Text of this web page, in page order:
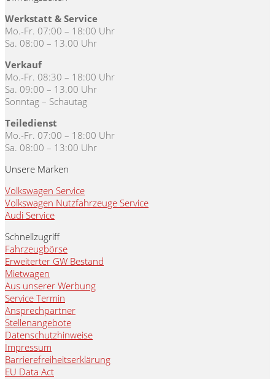
Werkstatt & Service
Mo.-Fr. 07:00 – 18:00 Uhr
Sa. 08:00 – 13.00 Uhr
Verkauf
Mo.-Fr. 08:30 – 18:00 Uhr
Sa. 09:00 – 13.00 Uhr
Sonntag – Schautag
Teiledienst
Mo.-Fr. 07:00 – 18:00 Uhr
Sa. 08:00 – 13:00 Uhr
Unsere Marken
Volkswagen Service
Volkswagen Nutzfahrzeuge Service
Audi Service
Schnellzugriff
Fahrzeugbörse
Erweiterter GW Bestand
Mietwagen
Aus unserer Werbung
Service Termin
Ansprechpartner
Stellenangebote
Datenschutzhinweise
Impressum
Barrierefreiheitserklärung
EU Data Act